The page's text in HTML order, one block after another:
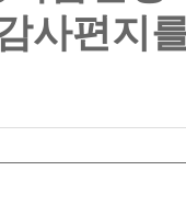
사편지